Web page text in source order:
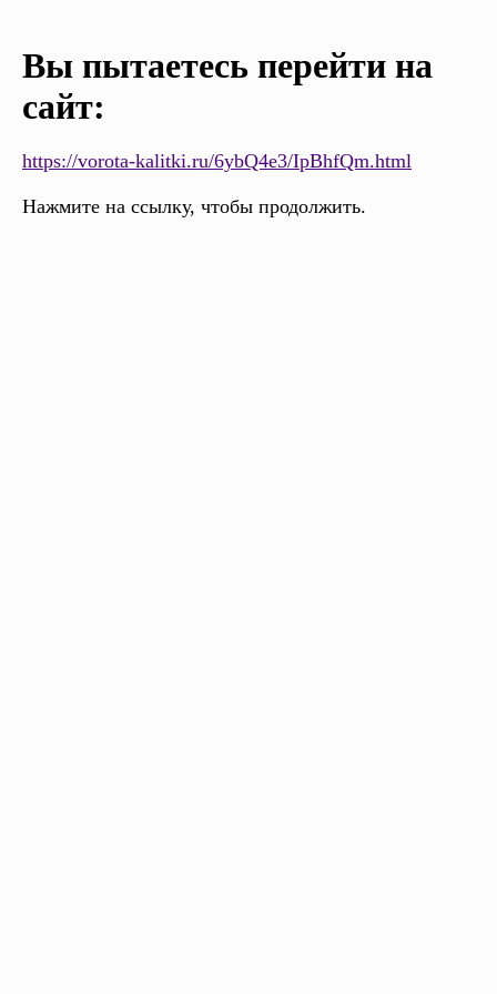
Вы пытаетесь перейти на
сайт:
https://vorota-kalitki.ru/6ybQ4e3/IpBhfQm.html
Нажмите на ссылку, чтобы продолжить.